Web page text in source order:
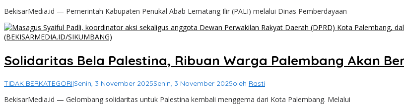
BekisarMedia.id — Pemerintah Kabupaten Penukal Abab Lematang Ilir (PALI) melalui Dinas Pemberdayaan
Solidaritas Bela Palestina, Ribuan Warga Palembang Akan
TIDAK BERKATEGORI|Senin, 3 November 2025Senin, 3 November 2025oleh Rasti
BekisarMedia.id — Gelombang solidaritas untuk Palestina kembali menggema dari Kota Palembang. Melalui